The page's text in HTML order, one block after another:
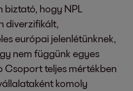
biztató, hogy NPL
diverzifikált,
európai jelenlétünknek,
nem függünk egyes
Csoport teljes mértékben
komoly